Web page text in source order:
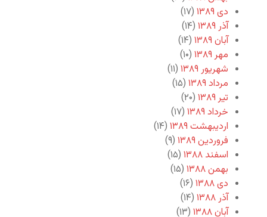
دی ۱۳۸۹
(۱۷)
آذر ۱۳۸۹
(۱۴)
آبان ۱۳۸۹
(۱۴)
مهر ۱۳۸۹
(۱۰)
شهریور ۱۳۸۹
(۱۱)
مرداد ۱۳۸۹
(۱۵)
تیر ۱۳۸۹
(۲۰)
خرداد ۱۳۸۹
(۱۷)
اردیبهشت ۱۳۸۹
(۱۴)
فروردین ۱۳۸۹
(۹)
اسفند ۱۳۸۸
(۱۵)
بهمن ۱۳۸۸
(۱۵)
دی ۱۳۸۸
(۱۶)
آذر ۱۳۸۸
(۱۴)
آبان ۱۳۸۸
(۱۳)